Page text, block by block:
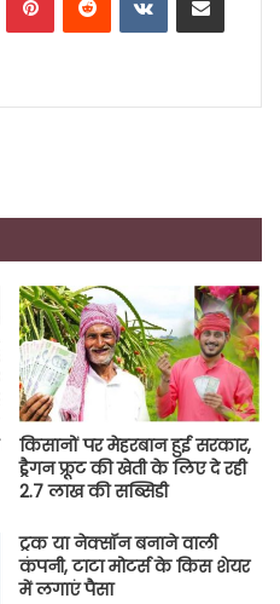
किसानों पर मेहरबान हुई सरकार,
ड्रैगन फ्रूट की खेती के लिए दे रही
2.7 लाख की सब्सिडी
ट्रक या नेक्सॉन बनाने वाली
कंपनी, टाटा मोटर्स के किस शेयर
में लगाएं पैसा